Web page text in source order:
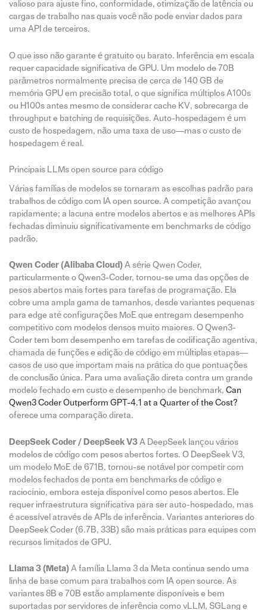
valioso para ajuste fino, conformidade, otimização de latência ou
cargas de trabalho nas quais você não pode enviar dados para
uma API de terceiros.
O que isso não garante é gratuito ou barato. Inferência em escala
requer capacidade significativa de GPU. Um modelo de 70B
parâmetros normalmente precisa de cerca de 140 GB de
memória GPU em precisão total, o que significa múltiplos A100s
ou H100s antes mesmo de considerar cache KV, sobrecarga de
throughput e batching de requisições. Auto-hospedagem é um
custo de hospedagem, não uma taxa de uso—mas o custo de
hospedagem é real.
Principais LLMs open source para código
Várias famílias de modelos se tornaram as escolhas padrão para
trabalhos de código com IA open source. A competição avançou
rapidamente; a lacuna entre modelos abertos e as melhores APIs
fechadas diminuiu significativamente em benchmarks de código
padrão.
Qwen Coder (Alibaba Cloud)A série Qwen Coder,
particularmente o Qwen3-Coder, tornou-se uma das opções de
pesos abertos mais fortes para tarefas de programação. Ela
cobre uma ampla gama de tamanhos, desde variantes pequenas
para edge até configurações MoE que entregam desempenho
competitivo com modelos densos muito maiores. O Qwen3-
Coder tem bom desempenho em tarefas de codificação agentiva,
chamada de funções e edição de código em múltiplas etapas—
casos de uso que importam mais na prática do que pontuações
de conclusão única. Para uma avaliação direta contra um grande
modelo fechado em custo e desempenho de benchmark, Can
Qwen3 Coder Outperform GPT-4.1 at a Quarter of the Cost?
oferece uma comparação direta.
DeepSeek Coder / DeepSeek V3A DeepSeek lançou vários
modelos de código com pesos abertos fortes. O DeepSeek V3,
um modelo MoE de 671B, tornou-se notável por competir com
modelos fechados de ponta em benchmarks de código e
raciocínio, embora esteja disponível como pesos abertos. Ele
requer infraestrutura significativa para ser auto-hospedado, mas
é acessível através de APIs de inferência. Variantes anteriores do
DeepSeek Coder (6.7B, 33B) são mais práticas para equipes com
recursos limitados de GPU.
Llama 3 (Meta)A família Llama 3 da Meta continua sendo uma
linha de base comum para trabalhos com IA open source. As
variantes 8B e 70B estão amplamente disponíveis e bem
suportadas por servidores de inferência como vLLM, SGLang e